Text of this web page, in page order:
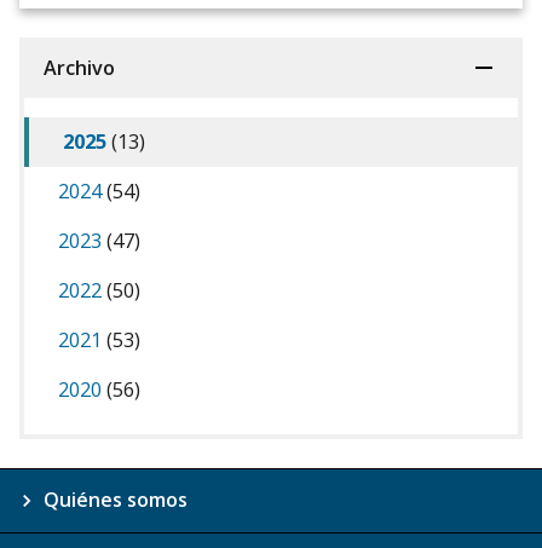
Archivo
2025(13)
2024(54)
2023 (47)
2022(50)
2021 (53)
2020 (56)
Quiénes somos